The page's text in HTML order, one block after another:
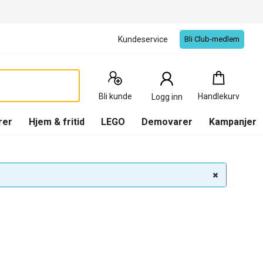
Kundeservice Bli Club-medlem
Bli kunde Logg inn Handlekurv
Handlekurv
0
Produkter
Hjem & fritid LEGO Demovarer Kampanjer